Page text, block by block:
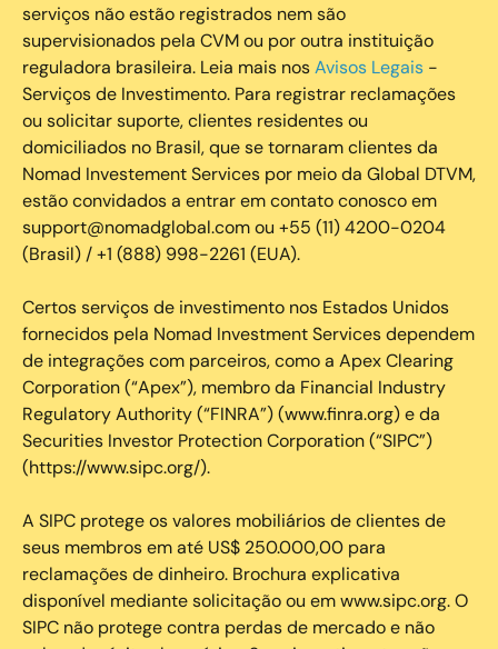
serviços não estão registrados nem são
supervisionados pela CVM ou por outra instituição
reguladora brasileira. Leia mais nosAvisos Legais -
Serviços de Investimento. Para registrar reclamações
ou solicitar suporte, clientes residentes ou
domiciliados no Brasil, que se tornaram clientes da
Nomad Investement Services por meio da Global DTVM,
estão convidados a entrar em contato conosco em
support@nomadglobal.com ou +55 (11) 4200-0204
(Brasil) / +1 (888) 998-2261 (EUA).
Certos serviços de investimento nos Estados Unidos
fornecidos pela Nomad Investment Services dependem
de integrações com parceiros, como a Apex Clearing
Corporation (“Apex”), membro da Financial Industry
Regulatory Authority (“FINRA”) (www.finra.org) e da
Securities Investor Protection Corporation (“SIPC”)
(https://www.sipc.org/).
A SIPC protege os valores mobiliários de clientes de
seus membros em até US$ 250.000,00 para
reclamações de dinheiro. Brochura explicativa
disponível mediante solicitação ou em www.sipc.org. O
SIPC não protege contra perdas de mercado e não